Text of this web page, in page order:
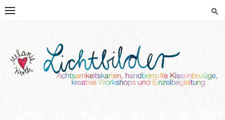
Skip
HANDGEMALTE KISSEN UND
KREATIVE BEGLEITUNG